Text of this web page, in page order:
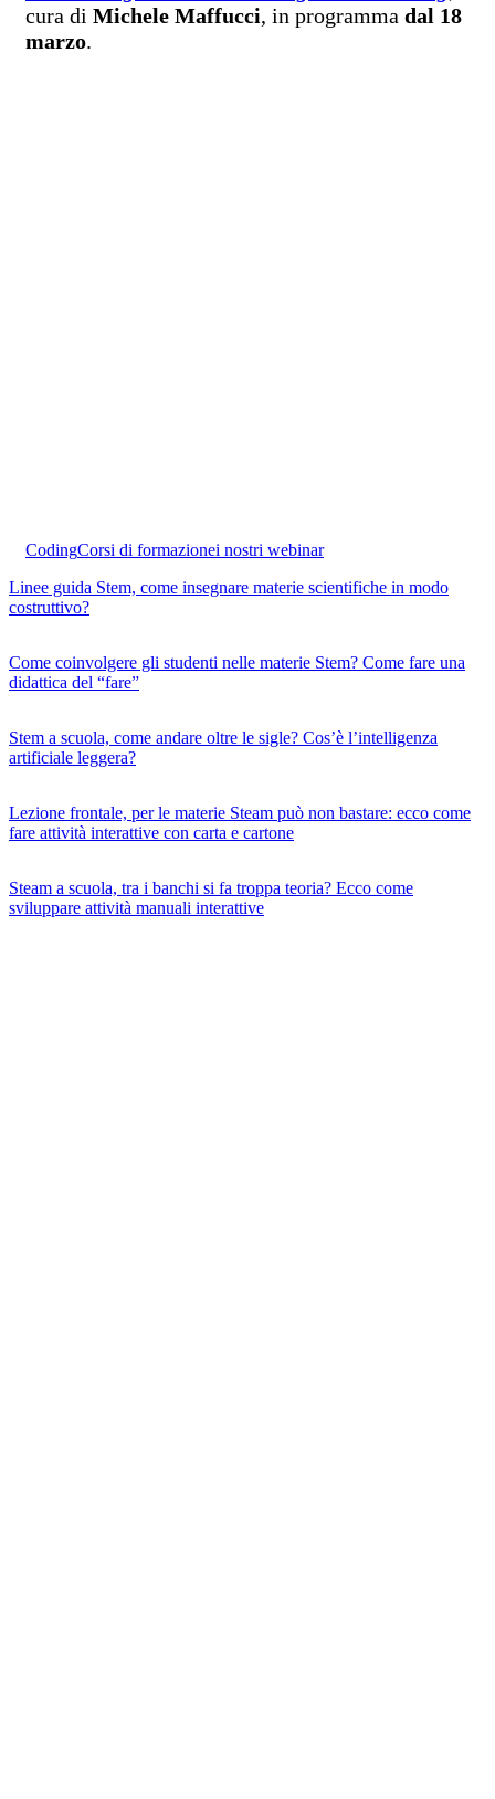
cura di Michele Maffucci, in programma dal 18
marzo.
CodingCorsi di formazionei nostri webinar
Linee guida Stem, come insegnare materie scientifiche in modo
costruttivo?
Come coinvolgere gli studenti nelle materie Stem? Come fare una
didattica del “fare”
Stem a scuola, come andare oltre le sigle? Cos’è l’intelligenza
artificiale leggera?
Lezione frontale, per le materie Steam può non bastare: ecco come
fare attività interattive con carta e cartone
Steam a scuola, tra i banchi si fa troppa teoria? Ecco come
sviluppare attività manuali interattive